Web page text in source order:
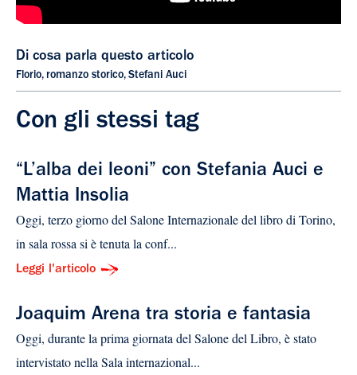
Di cosa parla questo articolo
Florio, romanzo storico, Stefani Auci
Con gli stessi tag
“L’alba dei leoni” con Stefania Auci e
Mattia Insolia
Oggi, terzo giorno del Salone Internazionale del libro di Torino,
in sala rossa si è tenuta la conf...
Leggi l'articolo
Joaquim Arena tra storia e fantasia
Oggi, durante la prima giornata del Salone del Libro, è stato
intervistato nella Sala internazional...